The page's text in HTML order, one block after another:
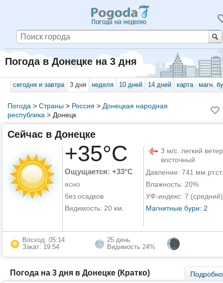
Погода в Донецке на 3 дня
сегодня и завтра 3 дня неделя 10 дней 14 дней карта магн.
Погода > Страны> Россия > Донецкая народная
республика > Донецк
Сейчас в Донецке
+35°C
Ощущается: +33°C
ясно
без осадков
Видимость: 20 км.
3 м/с. легкий
восточный
Давление: 741 мм рт.ст.
Влажность: 20%
УФ-индекс: 7 (средний)
Магнитные бури: 2
Восход: 05:14
Закат: 19:54
25 день
Видимость 24%
Погода на 3 дня в Донецке (Кратко) Подробно